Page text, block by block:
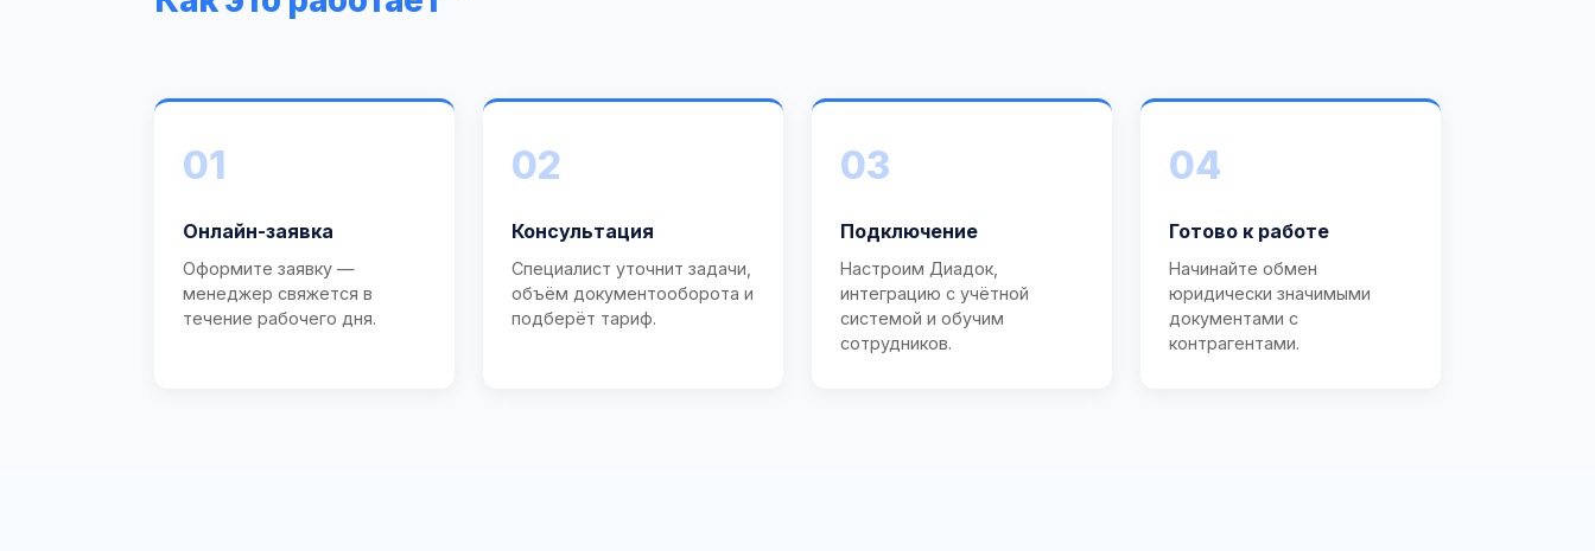
01
Онлайн-заявка
Оформите заявку —
менеджер свяжется в
течение рабочего дня.
02
Консультация
Специалист уточнит задачи,
объём документооборота и
подберёт тариф.
03
Подключение
Настроим Диадок,
интеграцию с учётной
системой и обучим
сотрудников.
04
Готово к работе
Начинайте обмен
юридически значимыми
документами с
контрагентами.